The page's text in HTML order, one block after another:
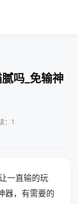
吗_免输神
：1
一直输的玩
器，有需要的